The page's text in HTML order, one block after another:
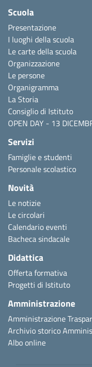
Scuola
Presentazione
I luoghi della scuola
Le carte della scuola
Organizzazione
Le persone
Organigramma
La Storia
Consiglio di Istituto
OPEN DAY - 13
Servizi
Famiglie e studenti
Personale scolastico
Novità
Le notizie
Le circolari
Calendario eventi
Bacheca sindacale
Didattica
Offerta formativa
Progetti di Istituto
Amministrazione
Amministrazione
Archivio storico
Albo online